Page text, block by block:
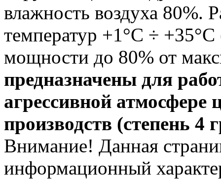
влажность воздуха 80%.
температур +1°С ÷
мощности до 80% от
предназначены для
агрессивной атмосфере
производств (степень
Внимание! Данная
информационный